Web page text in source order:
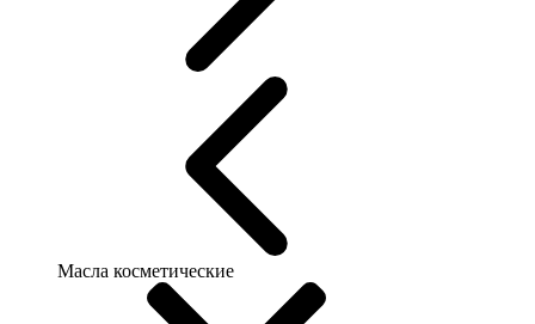
Масла косметические